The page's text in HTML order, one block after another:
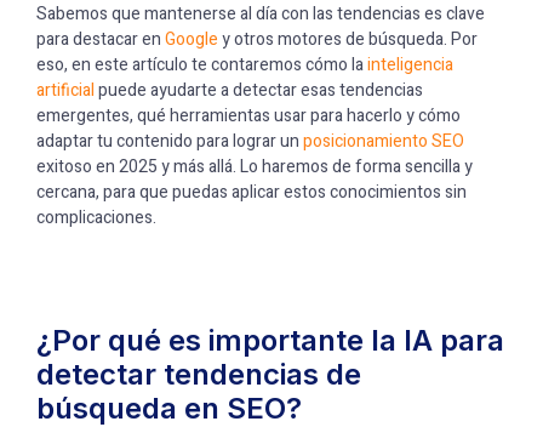
Sabemos que mantenerse al día con las tendencias es clave
para destacar enGoogley otros motores de búsqueda. Por
eso, en este artículo te contaremos cómo lainteligencia
artificialpuede ayudarte a detectar esas tendencias
emergentes, qué herramientas usar para hacerlo y cómo
adaptar tu contenido para lograr unposicionamiento SEO
exitoso en 2025 y más allá. Lo haremos de forma sencilla y
cercana, para que puedas aplicar estos conocimientos sin
complicaciones.
¿Por qué es importante la IA para
detectar tendencias de
búsqueda en SEO?